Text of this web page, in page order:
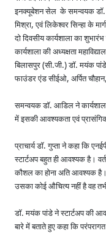
इनक्यूबेशन सेल के समन्वयक डॉ.
मिश्रा, एवं लिकेश्वर सिन्हा के
दो दिवसीय कार्यशाला का
कार्यशाला की अध्यक्षता
बिलासपुर (सी.जी.) डॉ. मयंक पांडे,
फाउंडर एंड सीईओ, अर्पित
समन्वयक डॉ. आडिल ने
में इसकी आवश्यकता एवं
प्राचार्य डॉ. गुप्ता ने कहा कि
स्टार्टअप बहुत ही आवश्यक है।
कौशल का होना अति आवश्यक
उसका कोई औचित्य नहीं है वह
डॉ. मयंक पांडे ने स्टार्टअप की
बारे में बताते हुए कहा कि